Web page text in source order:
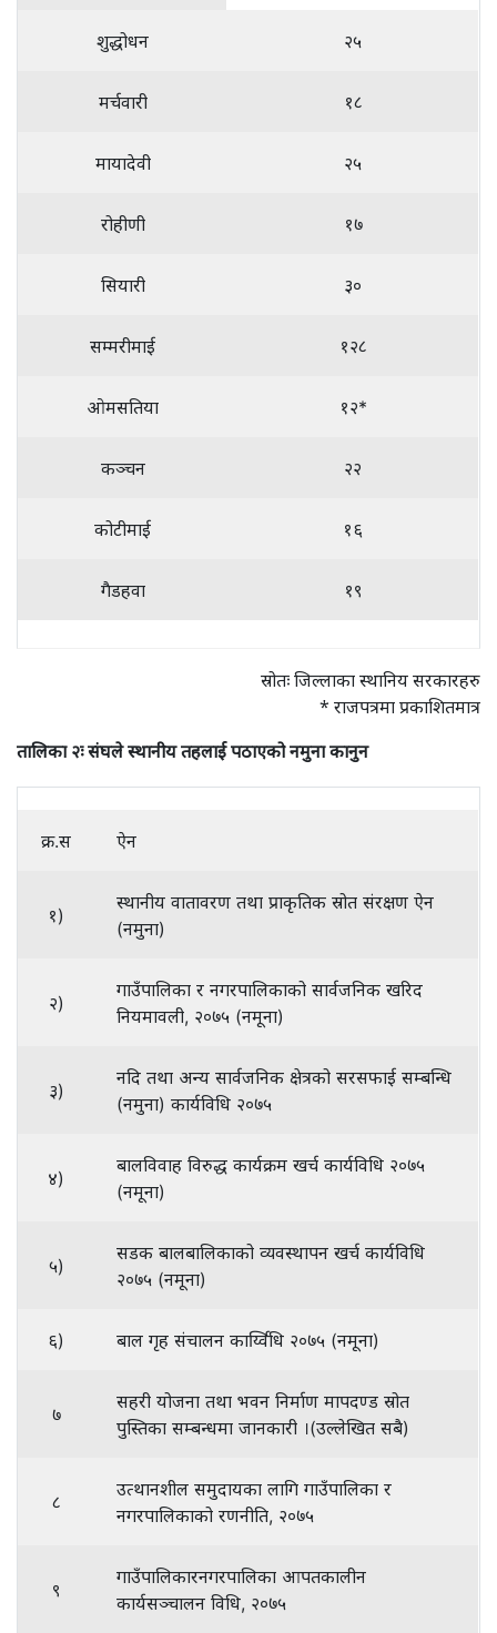
शुद्धोधन २५
मर्चवारी १८
मायादेवी २५
रोहीणी १७
सियारी ३०
सम्मरीमाई १२८
ओमसतिया १२*
कञ्चन २२
कोटीमाई १६
गैडहवा १९
स्रोतः जिल्लाका स्थानिय सरकारहरु
* राजपत्रमा प्रकाशितमात्र
तालिका २ः संघले स्थानीय तहलाई पठाएको नमुना कानुन
क्र.स ऐन
१)
स्थानीय वातावरण तथा प्राकृतिक स्रोत संरक्षण ऐन
(नमुना)
२)
गाउँपालिका र नगरपालिकाको सार्वजनिक खरिद
नियमावली, २०७५ (नमूना)
३)
नदि तथा अन्य सार्वजनिक क्षेत्रको सरसफाई सम्बन्धि
(नमुना) कार्यविधि २०७५
४)
बालविवाह विरुद्ध कार्यक्रम खर्च कार्यविधि २०७५
(नमूना)
५)
सडक बालबालिकाको व्यवस्थापन खर्च कार्यविधि
२०७५ (नमूना)
६) बाल गृह संचालन कार्य्विधि २०७५ (नमूना)
७
सहरी योजना तथा भवन निर्माण मापदण्ड स्रोत
पुस्तिका सम्बन्धमा जानकारी ।(उल्लेखित सबै)
८
उत्थानशील समुदायका लागि गाउँपालिका र
नगरपालिकाको रणनीति, २०७५
९
गाउँपालिकारनगरपालिका आपतकालीन
कार्यसञ्चालन विधि, २०७५